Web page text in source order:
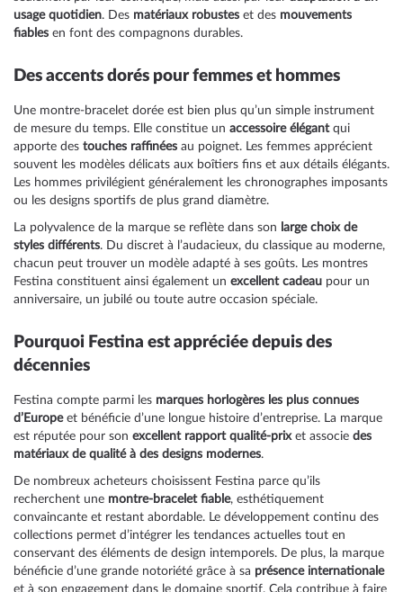
usage quotidien. Des matériaux robustes et des mouvements
fiables en font des compagnons durables.
Des accents dorés pour femmes et hommes
Une montre-bracelet dorée est bien plus qu’un simple instrument
de mesure du temps. Elle constitue un accessoire élégantqui
apporte des touches raffinées au poignet. Les femmes apprécient
souvent les modèles délicats aux boîtiers fins et aux détails élégants.
Les hommes privilégient généralement les chronographes imposants
ou les designs sportifs de plus grand diamètre.
La polyvalence de la marque se reflète dans son large choix de
styles différents. Du discret à l’audacieux, du classique au moderne,
chacun peut trouver un modèle adapté à ses goûts. Les montres
Festina constituent ainsi également un excellent cadeau pour un
anniversaire, un jubilé ou toute autre occasion spéciale.
Pourquoi Festina est appréciée depuis des
décennies
Festina compte parmi les marques horlogères les plus connues
d’Europeet bénéficie d’une longue histoire d’entreprise. La marque
est réputée pour son excellent rapport qualité-prixet associe des
matériaux de qualité à des designs modernes.
De nombreux acheteurs choisissent Festina parce qu’ils
recherchent une montre-bracelet fiable, esthétiquement
convaincante et restant abordable. Le développement continu des
collections permet d’intégrer les tendances actuelles tout en
conservant des éléments de design intemporels. De plus, la marque
bénéficie d’une grande notoriété grâce à sa présence internationale
et à son engagement dans le domaine sportif. Cela contribue à faire